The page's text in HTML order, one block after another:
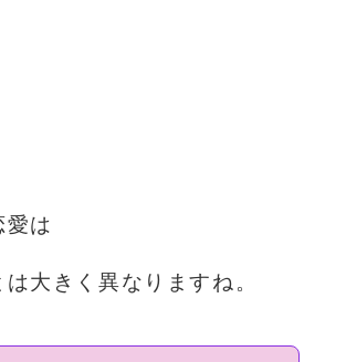
愛は
大きく異なりますね。